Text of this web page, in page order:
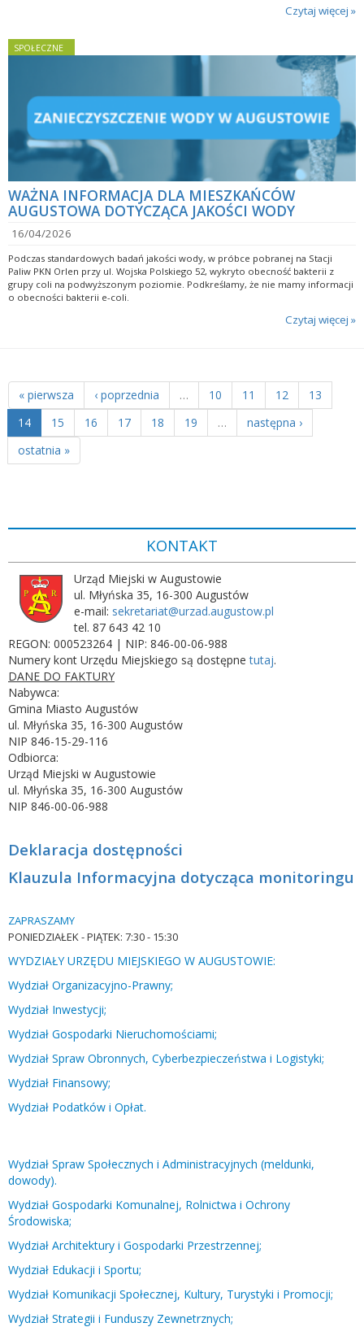
Czytaj więcej »
SPOŁECZNE
WAŻNA INFORMACJA DLA MIESZKAŃCÓW
AUGUSTOWA DOTYCZĄCA JAKOŚCI WODY
16/04/2026
Podczas standardowych badań jakości wody, w próbce pobranej na Stacji
Paliw PKN Orlen przy ul. Wojska Polskiego 52, wykryto obecność bakterii z
grupy coli na podwyższonym poziomie. Podkreślamy, że nie mamy informacji
o obecności bakterii e-coli.
Czytaj więcej »
« pierwsza ‹ poprzednia … 10 11 12
13
14
15 16 17 18 19 …
następna ›
ostatnia »
KONTAKT
Urząd Miejski w Augustowie
ul. Młyńska 35, 16-300 Augustów
e-mail: sekretariat@urzad.augustow.pl
tel. 87 643 42 10
REGON: 000523264 | NIP: 846-00-06-988
Numery kont Urzędu Miejskiego są dostępnetutaj.
DANE DO FAKTURY
Nabywca:
Gmina Miasto Augustów
ul. Młyńska 35, 16-300 Augustów
NIP 846-15-29-116
Odbiorca:
Urząd Miejski w Augustowie
ul. Młyńska 35, 16-300 Augustów
NIP 846-00-06-988
Deklaracja dostępności
Klauzula Informacyjna dotycząca monitoringu
ZAPRASZAMY
PONIEDZIAŁEK -PIĄTEK: 7:30 - 15:30
WYDZIAŁY URZĘDU MIEJSKIEGO W AUGUSTOWIE:
Wydział Organizacyjno-Prawny;
Wydział Inwestycji;
Wydział Gospodarki Nieruchomościami;
Wydział Spraw Obronnych, Cyberbezpieczeństwa i Logistyki;
Wydział Finansowy;
Wydział Podatków i Opłat.
Wydział Spraw Społecznych i Administracyjnych (meldunki,
dowody).
Wydział Gospodarki Komunalnej, Rolnictwa i Ochrony
Środowiska;
Wydział Architektury i Gospodarki Przestrzennej;
Wydział Edukacji i Sportu;
Wydział Komunikacji Społecznej, Kultury, Turystyki i Promocji;
Wydział Strategii i Funduszy Zewnetrznych;